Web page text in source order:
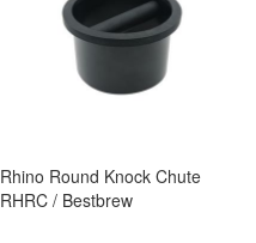
Rhino Round Knock Chute
RHRC / Bestbrew